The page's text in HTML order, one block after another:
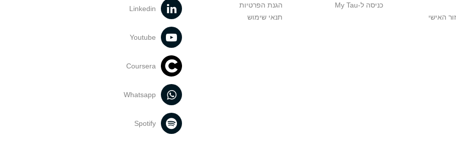
האישי
כניסה ל-My Tau
הגנת הפרטיות
תנאי שימוש
Linkedin
Youtube
Coursera
Whatsapp
Spotify